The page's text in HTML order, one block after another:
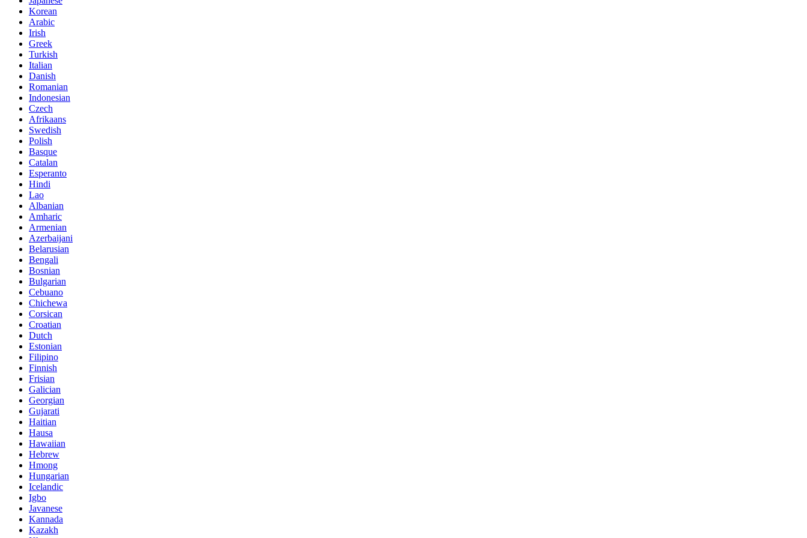
Korean
Arabic
Irish
Greek
Turkish
Italian
Danish
Romanian
Indonesian
Czech
Afrikaans
Swedish
Polish
Basque
Catalan
Esperanto
Hindi
Lao
Albanian
Amharic
Armenian
Azerbaijani
Belarusian
Bengali
Bosnian
Bulgarian
Cebuano
Chichewa
Corsican
Croatian
Dutch
Estonian
Filipino
Finnish
Frisian
Galician
Georgian
Gujarati
Haitian
Hausa
Hawaiian
Hebrew
Hmong
Hungarian
Icelandic
Igbo
Javanese
Kannada
Kazakh